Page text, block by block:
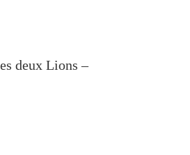
deux Lions –